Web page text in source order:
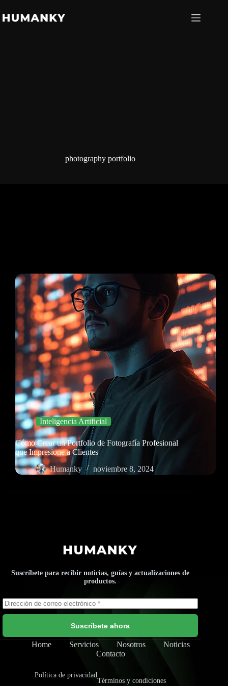
al
contenido
photography portfolio
Inteligencia Artificial
Cómo Crear un Portfolio de Fotografía Profesional
que Impresione a Clientes
Humanky
noviembre 8, 2024
Suscríbete para recibir noticias, guías y actualizaciones de
productos.
Suscríbete ahora
Home Servicios Nosotros
Noticias
Contacto
Política de privacidad
Términos y condiciones